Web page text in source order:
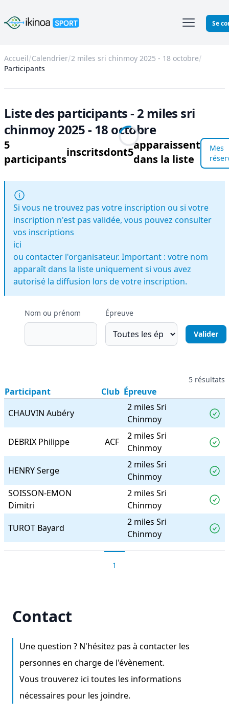
Ikinoa Sport Se
Accueil Calendrier 2 miles sri chinmoy 2025 - 18 octobre
Participants
Liste des participants - 2 miles sri
chinmoy 2025 - 18 octobre
5
participants
inscritsdont5
apparaissent
dans la liste
Mes
Si vous ne trouvez pas votre inscription ou si votre
inscription n'est pas validée, vous pouvez consulter
vos inscriptions
ici
ou contacter l'organisateur. Important : votre nom
apparaît dans la liste uniquement si vous avez
autorisé la diffusion lors de votre inscription.
Nom ou prénom Épreuve
5 résultats
Participant Club Épreuve
CHAUVIN Aubéry
2 miles Sri
Chinmoy
DEBRIX Philippe
ACF
2 miles Sri
Chinmoy
HENRY Serge
2 miles Sri
Chinmoy
SOISSON-EMON
Dimitri
2 miles Sri
Chinmoy
TUROT Bayard
2 miles Sri
Chinmoy
1
Contact
Une question ? N'hésitez pas à contacter les
personnes en charge de l'évènement.
Vous trouverez ici toutes les informations
nécessaires pour les joindre.